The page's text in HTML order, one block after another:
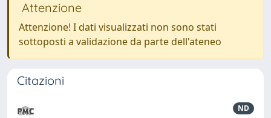
Attenzione
Attenzione! I dati visualizzati non sono stati
sottoposti a validazione da parte dell'ateneo
Citazioni
ND